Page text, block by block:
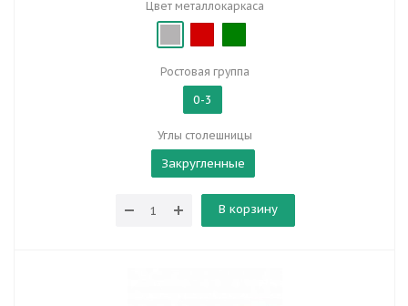
Цвет металлокаркаса
Ростовая группа
0-3
Углы столешницы
Закругленные
В корзину